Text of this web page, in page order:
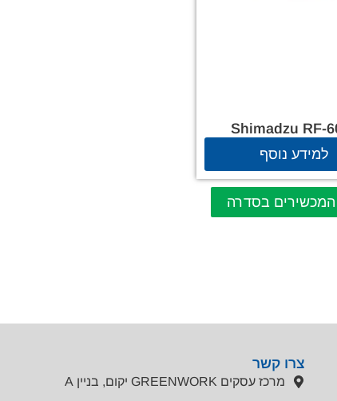
Shimadzu RF-
למידע נוסף
בסדרה
צרו קשר
מרכז עסקים GREENWORK יקום, בניין A